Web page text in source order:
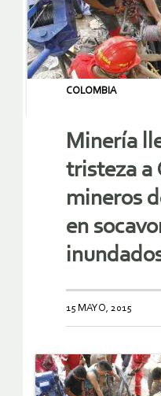
COLOMBIA
Minería
tristeza a
mineros
en
15 MAYO, 2015